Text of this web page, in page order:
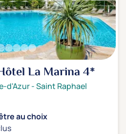
La Marina4*
d'Azur-Saint Raphael
au choix